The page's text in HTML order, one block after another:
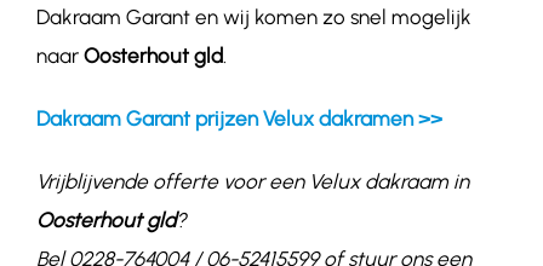
Dakraam Garant en wij komen zo snel mogelijk
naar Oosterhout gld.
Dakraam Garant prijzen Velux dakramen >>
Vrijblijvende offerte voor een Velux dakraam in
Oosterhout gld?
Bel 0228-764004 / 06-52415599 of stuur ons een